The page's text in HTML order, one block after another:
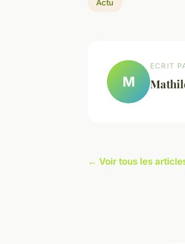
Actu
M
ECRIT
← Voir tous les